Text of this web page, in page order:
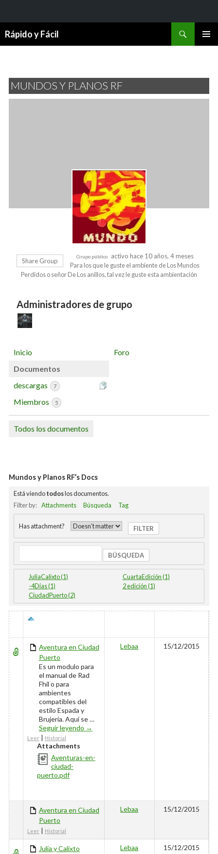
Rápido y Fácil
MUNDOS Y PLANOS RF
Share Group
Grupo público
activo hace 10 años, 4 meses
Para los que le guste el ambiente de Los Mundos
Perdidos o señor De Los anillos, tal vez le guste esta ambientación
Administradores de grupo
Inicio
Foro
Documentos
descargas
7
Miembros 5
Todos los documentos
Mundos y Planos RF’s Docs
Está viendotodoslos documentos.
Filter by: Attachments Búsqueda Tag
Has attachment?
JuliaCalixto (1)
-4Días (1)
CiudadPuerto (2)
CuartaEdición (1)
2 edición (1)
Aventura en Ciudad
Puerto
Es un modulo para
el manual de Rad
Fhil o para
ambientes
compatibles del
estilo Espada y
Brujería. Aquí se …
Seguir leyendo Aventura en Ciudad Puerto
→
Leer | Historial
Attachments
Aventuras-en-
ciudad-
puerto.pdf
Lebaa 15/12/2015
Aventura en Ciudad
Puerto
Leer | Historial
Lebaa 15/12/2015
Julia y Calixto
Lebaa 15/12/2015